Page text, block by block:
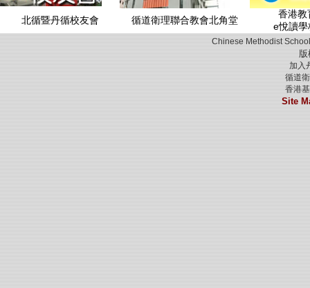
北循暨丹循校友會 循道衛理聯合教會北角堂
香港教
e悅讀學
Chinese Methodist
版
加入
循道
香港
Site